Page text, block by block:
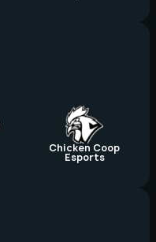
Chicken Coop
Esports